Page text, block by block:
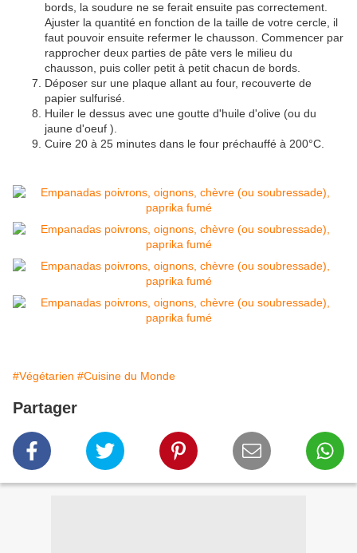
bords, la soudure ne se ferait ensuite pas correctement.
Ajuster la quantité en fonction de la taille de votre cercle, il
faut pouvoir ensuite refermer le chausson. Commencer par
rapprocher deux parties de pâte vers le milieu du
chausson, puis coller petit à petit chacun de bords.
Déposer sur une plaque allant au four, recouverte de
papier sulfurisé.
Huiler le dessus avec une goutte d'huile d'olive (ou du
jaune d'oeuf ).
Cuire 20 à 25 minutes dans le four préchauffé à 200°C.
#Végétarien #Cuisine du Monde
Partager